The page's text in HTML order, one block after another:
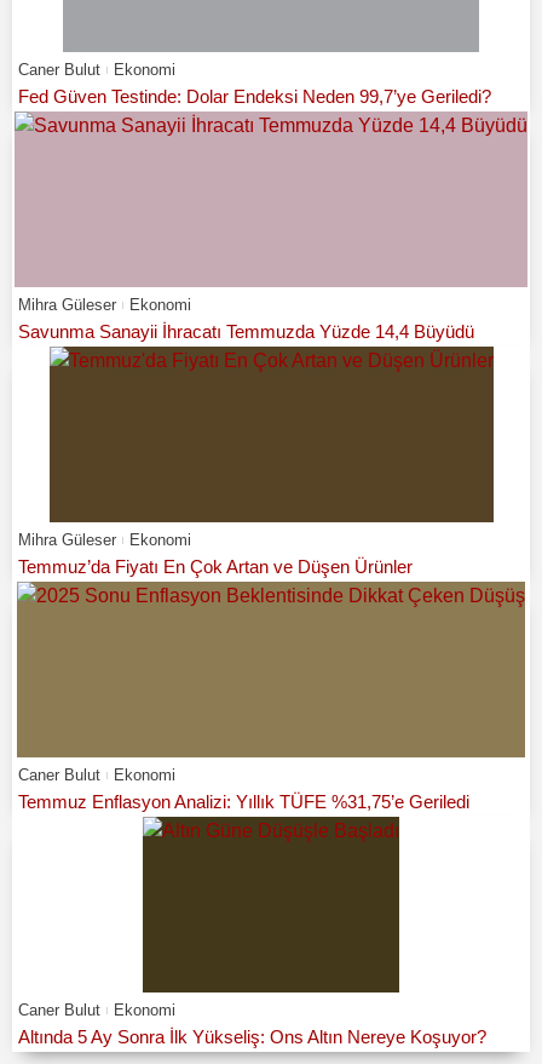
Caner Bulut Ekonomi
Fed Güven Testinde: Dolar Endeksi Neden 99,7’ye Geriledi?
Mihra Güleser Ekonomi
Savunma Sanayii İhracatı Temmuzda Yüzde 14,4 Büyüdü
Mihra Güleser Ekonomi
Temmuz’da Fiyatı En Çok Artan ve Düşen Ürünler
Caner Bulut Ekonomi
Temmuz Enflasyon Analizi: Yıllık TÜFE %31,75’e Geriledi
Caner Bulut Ekonomi
Altında 5 Ay Sonra İlk Yükseliş: Ons Altın Nereye Koşuyor?